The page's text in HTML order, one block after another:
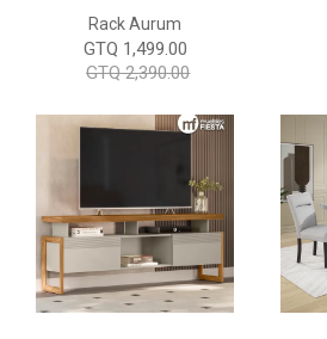
Rack Aurum
GTQ 1,499.00
GTQ 2,390.00